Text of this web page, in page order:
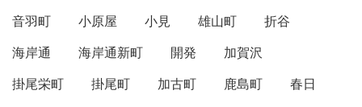
音羽町
小原屋 小見 雄山町
折谷
海岸通
海岸通新町 開発
加賀沢
掛尾栄町
掛尾町 加古町 鹿島町
春日